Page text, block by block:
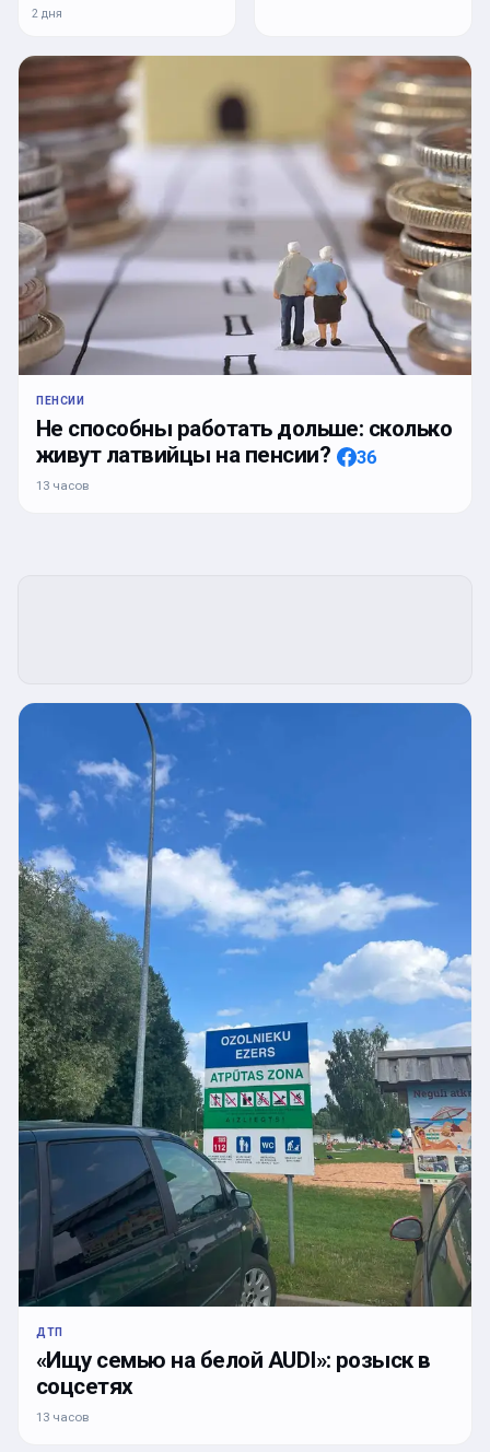
2 дня
ПЕНСИИ
Не способны работать дольше: сколько
живут латвийцы на пенсии?
36
13 часов
ДТП
«Ищу семью на белой AUDI»: розыск в
соцсетях
13 часов